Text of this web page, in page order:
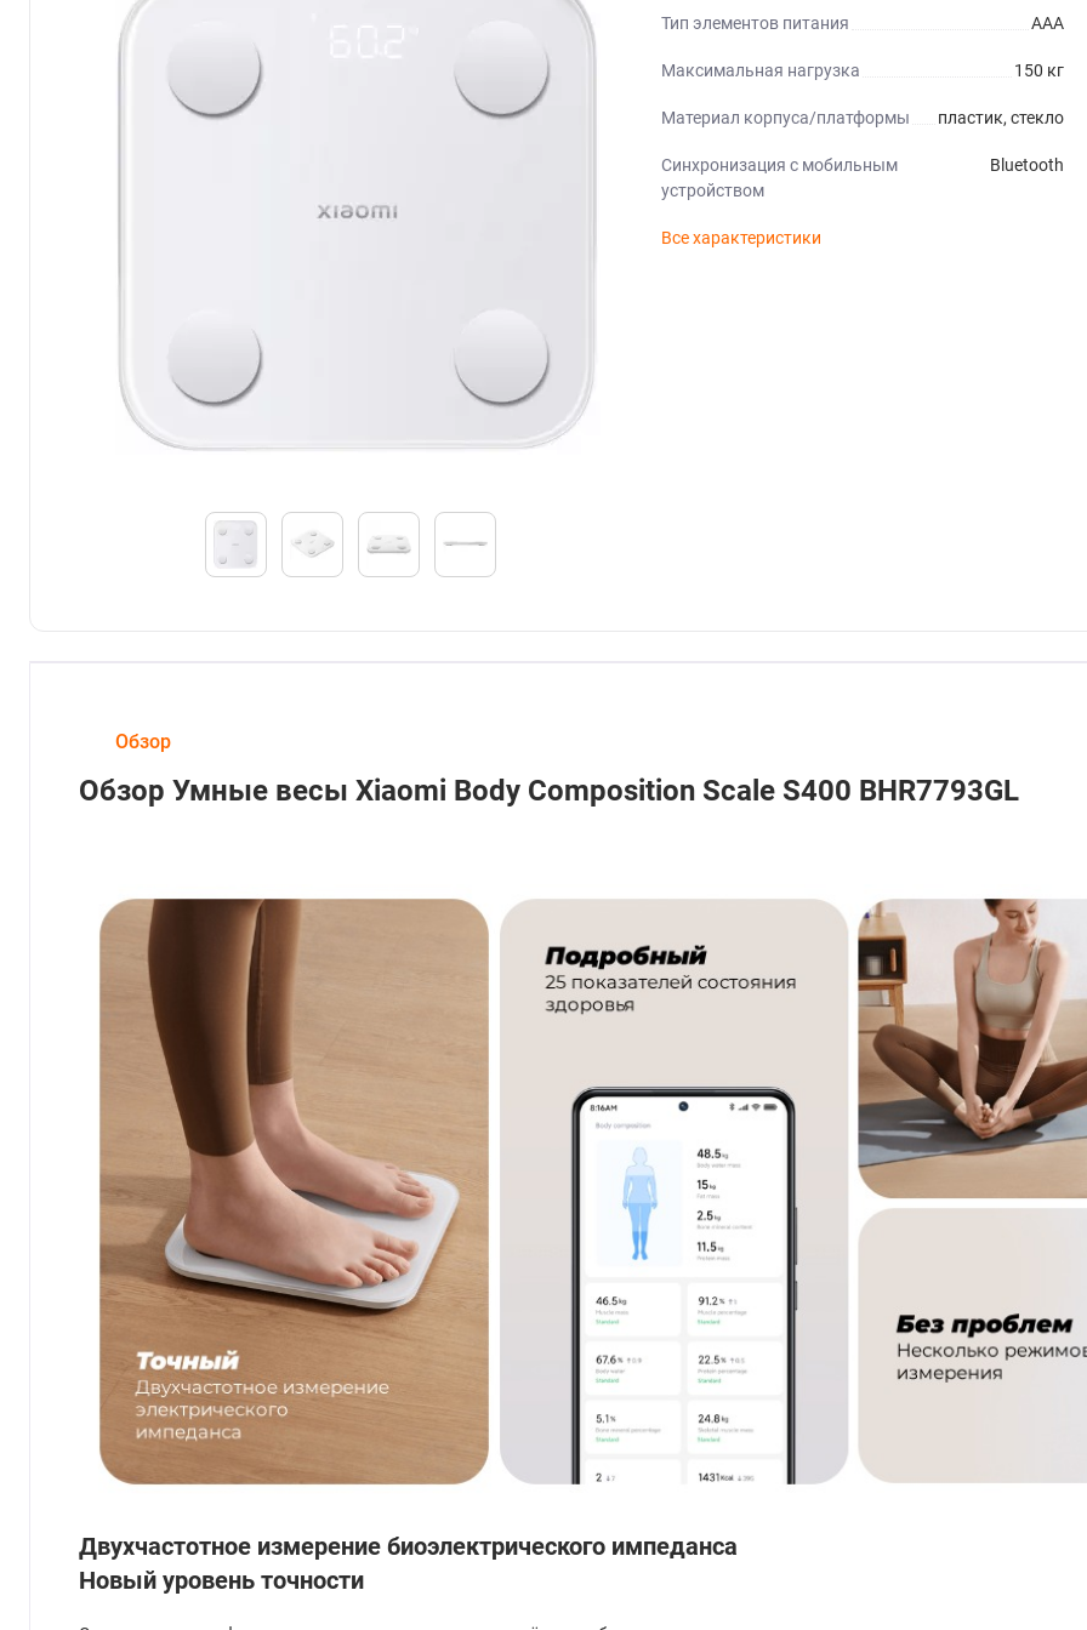
Тип элементов питания AAA
Максимальная нагрузка 150 кг
Материал корпуса/платформы пластик, стекло
Синхронизация с мобильным
устройством
Bluetooth
Все характеристики
Обзор
Обзор Умные весы Xiaomi Body Composition Scale S400 BHR7793GL
Двухчастотное измерение биоэлектрического импеданса
Новый уровень точности